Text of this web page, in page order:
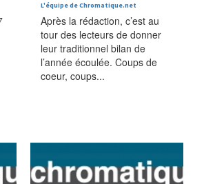
L'équipe de Chromatique.net
Après la rédaction, c’est au
tour des lecteurs de donner
leur traditionnel bilan de
l’année écoulée. Coups de
coeur, coups...